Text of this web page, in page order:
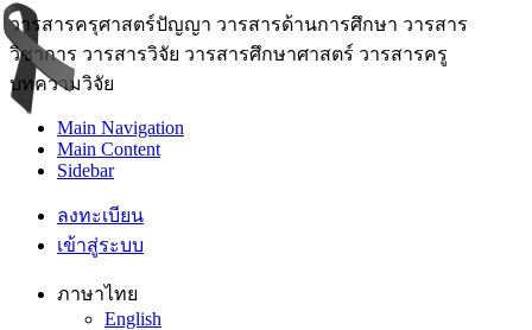
วารสารครุศาสตร์ปัญญา วารสารด้านการศึกษา วารสาร
วิชาการ วารสารวิจัย วารสารศึกษาศาสตร์ วารสารครู
บทความวิจัย
Main Navigation
Main Content
Sidebar
ลงทะเบียน
เข้าสู่ระบบ
ภาษาไทย
English